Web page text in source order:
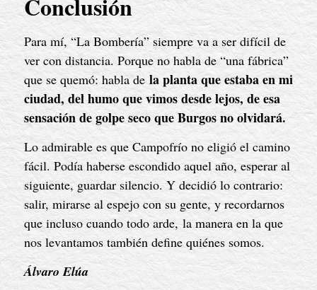
Para mí, “La Bombería” siempre va a ser difícil de
ver con distancia. Porque no habla de “una fábrica”
que se quemó: habla de la planta que estaba en mi
ciudad, del humo que vimos desde lejos, de esa
sensación de golpe seco que Burgos no olvidará.
Lo admirable es que Campofrío no eligió el camino
fácil. Podía haberse escondido aquel año, esperar al
siguiente, guardar silencio. Y decidió lo contrario:
salir, mirarse al espejo con su gente, y recordarnos
que incluso cuando todo arde, la manera en la que
nos levantamos también define quiénes somos.
Álvaro Elúa